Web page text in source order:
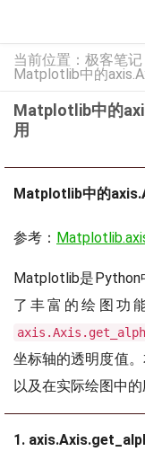
当前位置： 极客笔记
Matplotlib中的
Matplotlib中的
用
Matplotlib中的
参考：
Matplotlib是Python
了丰富的绘图功
坐标轴的透明度值
以及在实际绘图中的
1.